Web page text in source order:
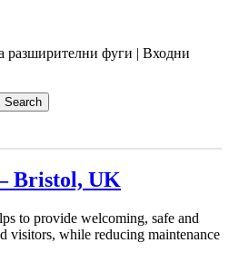
разширителни фуги | Входни
Bristol, UK
to provide welcoming, safe and
visitors, while reducing maintenance